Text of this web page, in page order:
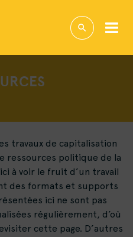
travaux de capitalisation
ressources politique de la
à voir le fruit d’un travail
des formats et supports
ici ne sont pas
régulièrement, d’où
cette page. D’autres